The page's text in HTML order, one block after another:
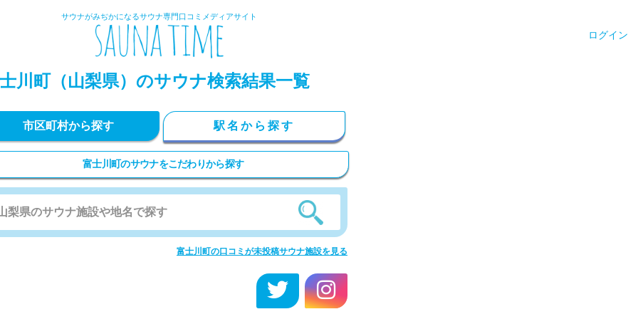
サウナがみぢかになるサウナ専門口コミメディアサイト
ログイン
川町（山梨県）のサウナ検索結果一覧
市区町村から探す 駅名から探す
富士川町のサウナをこだわりから探す
富士川町の口コミが未投稿サウナ施設を見る